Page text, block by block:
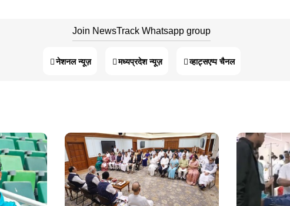
Join NewsTrack Whatsapp group
नेशनल न्यूज़ मध्यप्रदेश न्यूज़ व्हाट्सएप्प चैनल